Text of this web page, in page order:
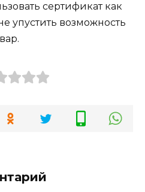
сертификат как
упустить возможность